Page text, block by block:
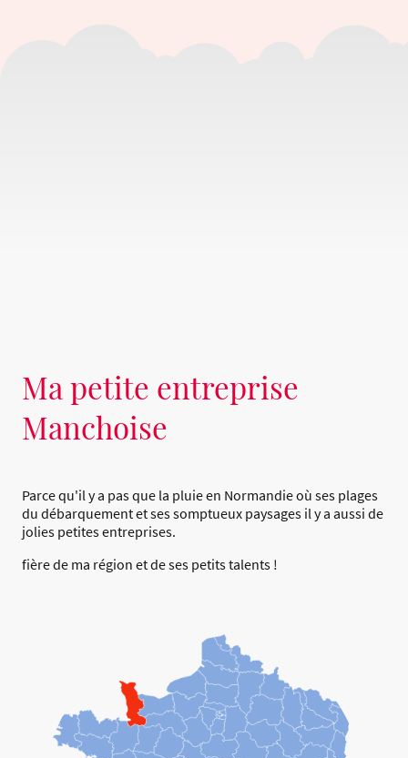
Ma petite entreprise
Manchoise
Parce qu'il y a pas que la pluie en Normandie où ses plages
du débarquement et ses somptueux paysages il y a aussi de
jolies petites entreprises.
fière de ma région et de ses petits talents !